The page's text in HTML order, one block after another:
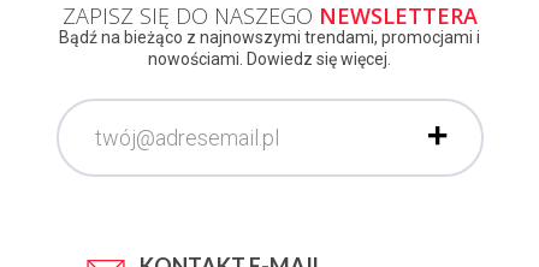
ZAPISZ SIĘ DO NASZEGO NEWSLETTERA
Bądź na bieżąco z najnowszymi trendami, promocjami i
nowościami. Dowiedz się więcej.